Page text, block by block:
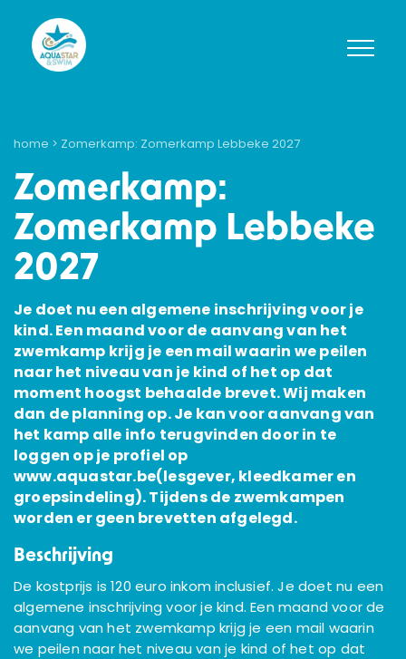
home > Zomerkamp: Zomerkamp Lebbeke 2027
Zomerkamp:
Zomerkamp Lebbeke
2027
Je doet nu een algemene inschrijving voor je
kind. Een maand voor de aanvang van het
zwemkamp krijg je een mail waarin we peilen
naar het niveau van je kind of het op dat
moment hoogst behaalde brevet. Wij maken
dan de planning op. Je kan voor aanvang van
het kamp alle info terugvinden door in te
loggen op je profiel op
www.aquastar.be(lesgever, kleedkamer en
groepsindeling). Tijdens de zwemkampen
worden er geen brevetten afgelegd.
Beschrijving
De kostprijs is 120 euro inkom inclusief. Je doet nu een
algemene inschrijving voor je kind. Een maand voor de
aanvang van het zwemkamp krijg je een mail waarin
we peilen naar het niveau van je kind of het op dat